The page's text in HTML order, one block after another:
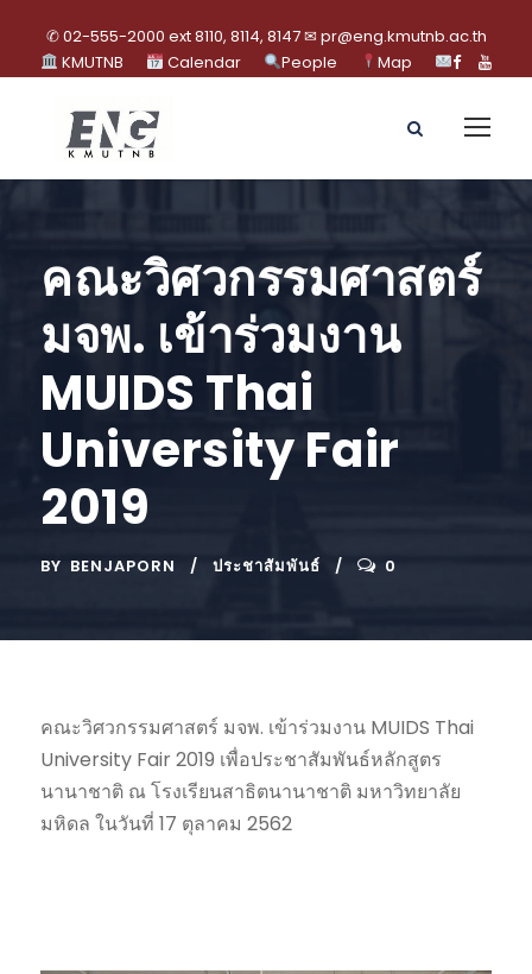
✆ 02-555-2000 ext 8110, 8114, 8147 ✉ pr@eng.kmutnb.ac.th
KMUTNB
Calendar People Map
คณะวิศวกรรมศาสตร์
มจพ. เข้าร่วมงาน
MUIDS Thai
University Fair
2019
BY BENJAPORN ประชาสัมพันธ์ 0
คณะวิศวกรรมศาสตร์ มจพ. เข้าร่วมงาน MUIDS Thai
University Fair 2019 เพื่อประชาสัมพันธ์หลักสูตร
นานาชาติ ณ โรงเรียนสาธิตนานาชาติ มหาวิทยาลัย
มหิดล ในวันที่ 17 ตุลาคม 2562